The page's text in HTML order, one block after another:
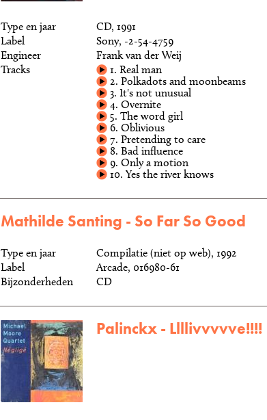
Type en jaar
CD, 1991
Label
Sony, -2-54-4759
Engineer
Frank van der Weij
Tracks
1. Real man
2. Polkadots and moonbeams
3. It's not unusual
4. Overnite
5. The word girl
6. Oblivious
7. Pretending to care
8. Bad influence
9. Only a motion
10. Yes the river knows
Mathilde Santing - So Far So Good
Type en jaar
Compilatie (niet op web), 1992
Label
Arcade, 016980-61
Bijzonderheden
CD
Palinckx - Llllivvvvve!!!!